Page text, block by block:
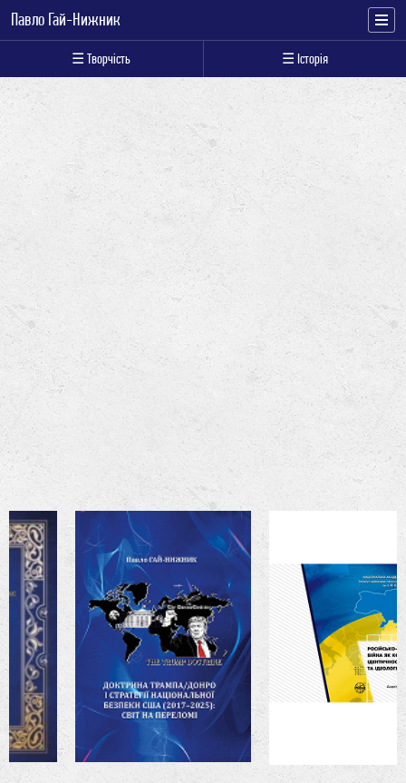
Павло Гай-Нижник
☰ Творчість ☰ Історія